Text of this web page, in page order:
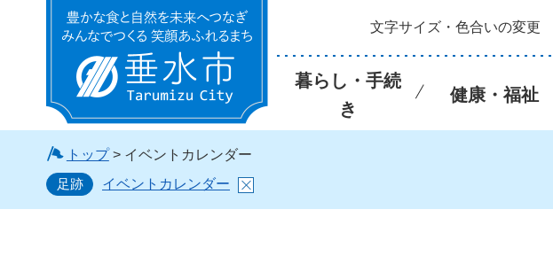
垂水市 文字サイズ・色合いの変更
暮らし・手続
き
健康・福祉
トップ> イベントカレンダー
足跡
イベントカレンダー